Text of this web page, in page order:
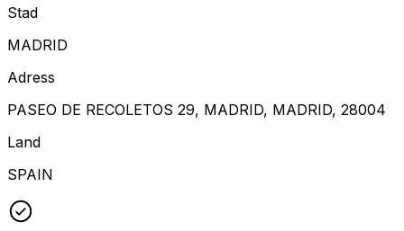
Stad
MADRID
Adress
PASEO DE RECOLETOS 29, MADRID, MADRID, 28004
Land
SPAIN